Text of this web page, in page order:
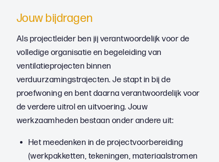
Jouw bijdragen
Als projectleider ben jij verantwoordelijk voor de
volledige organisatie en begeleiding van
ventilatieprojecten binnen
verduurzamingstrajecten. Je stapt in bij de
proefwoning en bent daarna verantwoordelijk voor
de verdere uitrol en uitvoering. Jouw
werkzaamheden bestaan onder andere uit:
Het meedenken in de projectvoorbereiding
(werkpakketten, tekeningen, materiaalstromen